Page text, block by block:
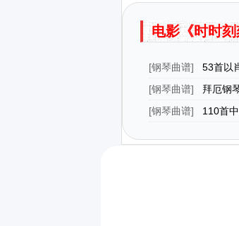
电影《时时
[钢琴曲谱]
53首以
曲（No.3）
[钢琴曲谱] 拜厄钢
[钢琴曲谱] 110首